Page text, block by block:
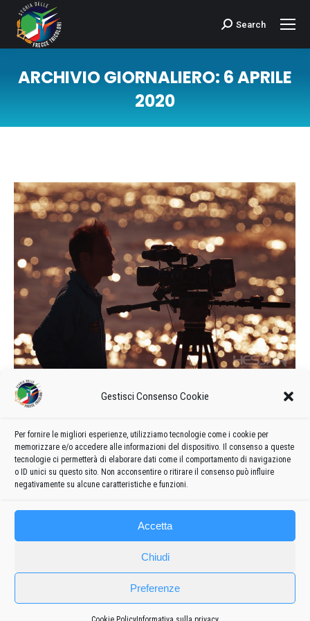
Gestisci Consenso Cookie
Per fornire le migliori esperienze, utilizziamo tecnologie come i cookie per
memorizzare e/o accedere alle informazioni del dispositivo. Il consenso a queste
tecnologie ci permetterà di elaborare dati come il comportamento di navigazione
o ID unici su questo sito. Non acconsentire o ritirare il consenso può influire
negativamente su alcune caratteristiche e funzioni.
Accetta
Chiudi
Preferenze
Cerca:Search
ARCHIVIO GIORNALIERO: 6 APRILE
2020
I videodocumentari sulle “Frecce
Tricolori”
Curiosità 6 Aprile 2020 Lascia un commento
Un ricordo dei piloti caduti durante il loro servizio alla
Pattuglia Acrobatica Nazionale